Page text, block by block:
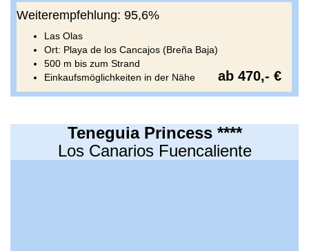
Weiterempfehlung: 95,6%
Las Olas
Ort: Playa de los Cancajos (Breña Baja)
500 m bis zum Strand
Einkaufsmöglichkeiten in der Nähe
ab 470,- €
Teneguia Princess ****
Los Canarios Fuencaliente